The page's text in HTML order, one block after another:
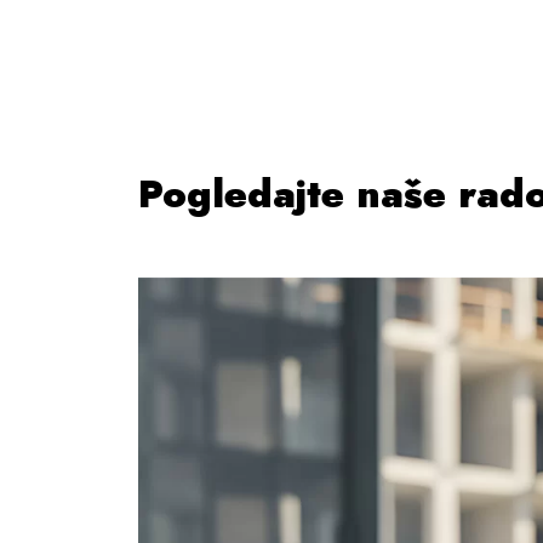
Pogledajte naše